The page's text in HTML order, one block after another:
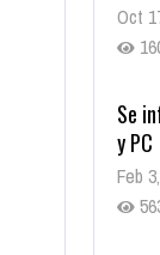
Oct
Se
y PC
Feb